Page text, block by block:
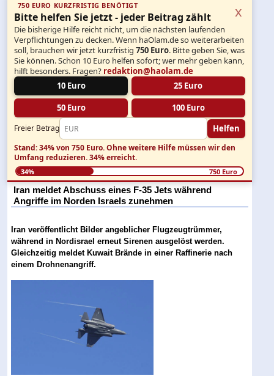
750 EURO KURZFRISTIG BENÖTIGT
Bitte helfen Sie jetzt - jeder Beitrag zählt
Die bisherige Hilfe reicht nicht, um die nächsten laufenden
Verpflichtungen zu decken. Wenn haOlam.de so weiterarbeiten
soll, brauchen wir jetzt kurzfristig750 Euro. Bitte geben Sie, was
Sie können. Schon 10 Euro helfen sofort; wer mehr geben kann,
hilft besonders. Fragen? redaktion@haolam.de
10 Euro
25 Euro
50 Euro 100 Euro
Freier Betrag Helfen
x
Stand: 34% von 750 Euro.Ohne weitere Hilfe müssen wir den
Umfang reduzieren.34% erreicht.
34% 750 Euro
Iran meldet Abschuss eines F-35 Jets während
Angriffe im Norden Israels zunehmen
Iran veröffentlicht Bilder angeblicher Flugzeugtrümmer,
während in Nordisrael erneut Sirenen ausgelöst werden.
Gleichzeitig meldet Kuwait Brände in einer Raffinerie nach
einem Drohnenangriff.